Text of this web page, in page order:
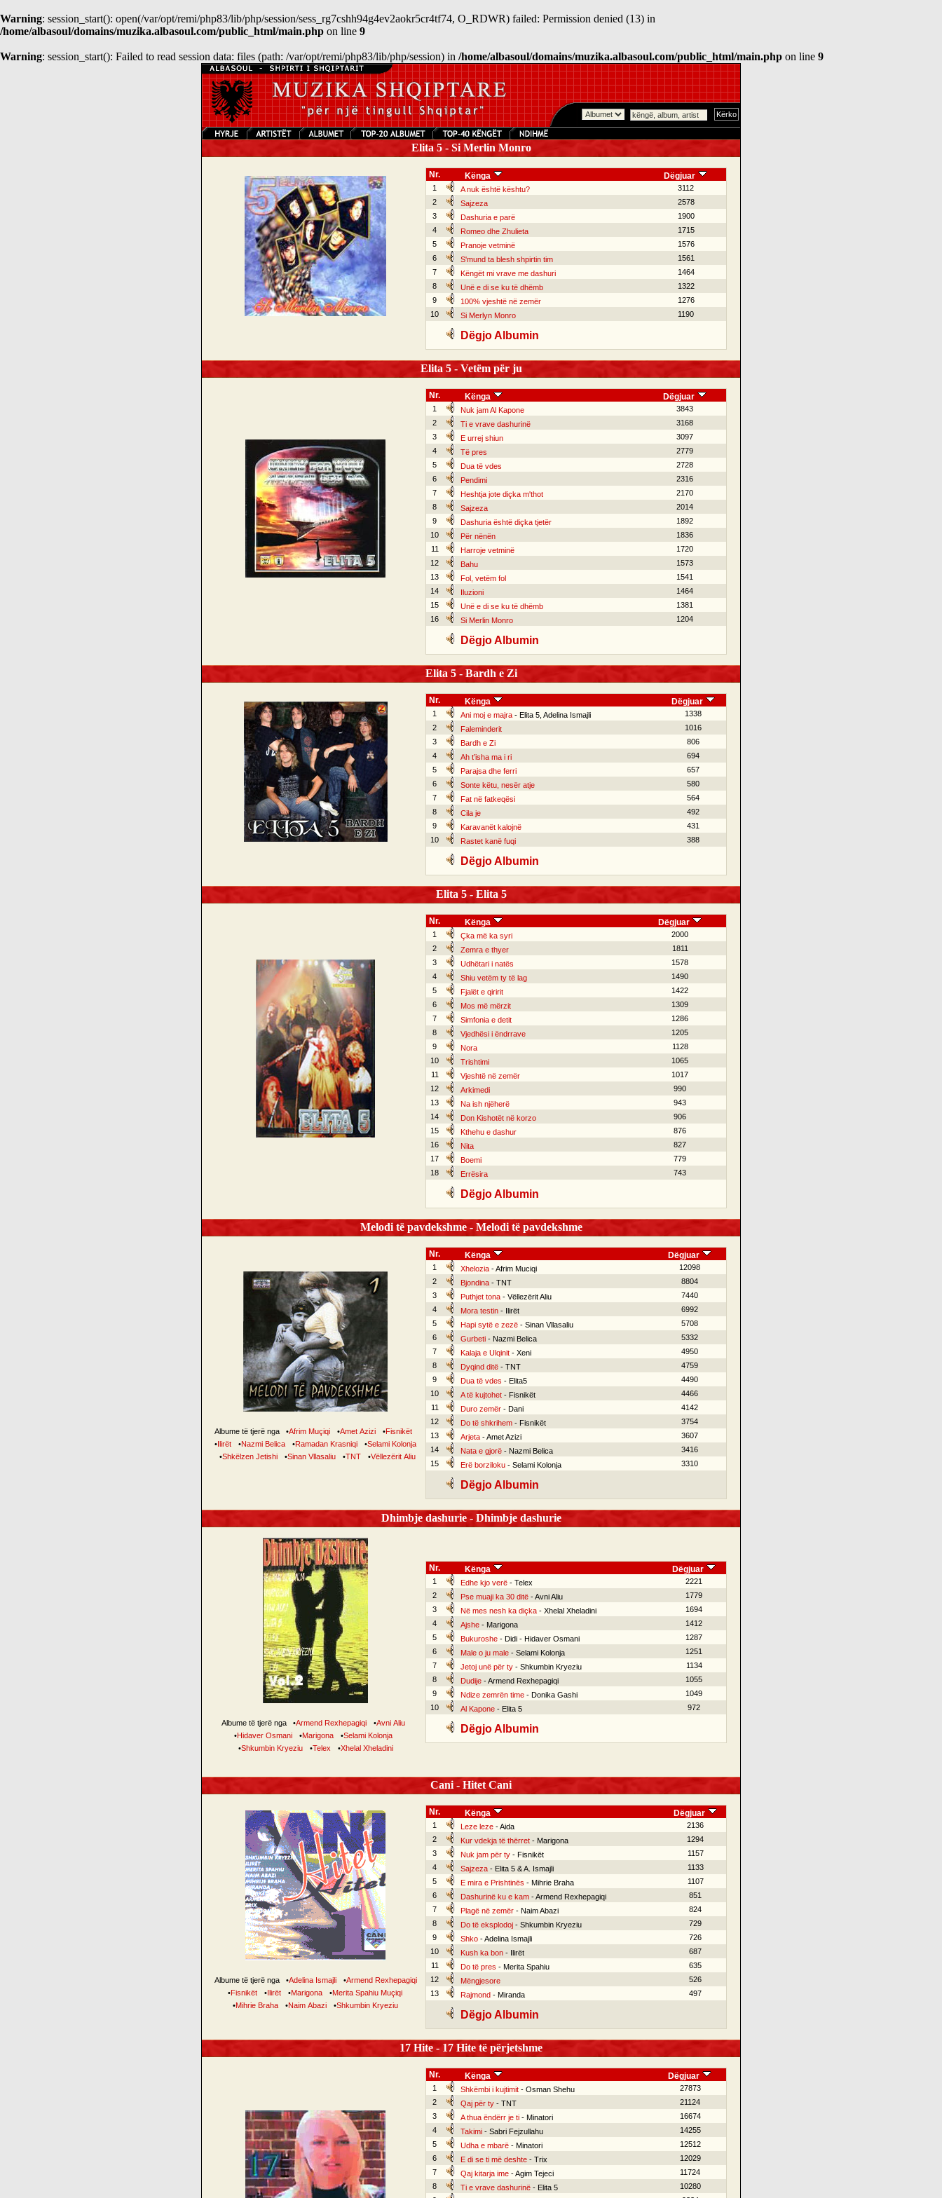
Warning: session_start(): open(/var/opt/remi/php83/lib/php/session/sess_rg7cshh94g4ev2aokr5cr4tf74, O_RDWR) failed: Permission denied (13) in
/home/albasoul/domains/muzika.albasoul.com/public_html/main.php on line 9
Warning: session_start(): Failed to read session data: files (path: /var/opt/remi/php83/lib/php/session) in /home/albasoul/domains/muzika.albasoul.com/public_html/main.php on line 9
Elita 5 - Si Merlin Monro
Nr. Kënga Dëgjuar
1 A nuk është kështu?
3112
2
Sajzeza
2578
3
Dashuria e parë
1900
4
Romeo dhe Zhulieta
1715
5
Pranoje vetminë
1576
6
S'mund ta blesh shpirtin tim
1561
7
Këngët mi vrave me dashuri
1464
8
Unë e di se ku të dhëmb
1322
9
100% vjeshtë në zemër
1276
10
Si Merlyn Monro 1190
Dëgjo Albumin
Elita 5 - Vetëm për ju
Nr. Kënga Dëgjuar
1 Nuk jam Al Kapone
3843
2
Ti e vrave dashurinë
3168
3
E urrej shiun
3097
4
Të pres
2779
5
Dua të vdes
2728
6
Pendimi
2316
7
Heshtja jote diçka m'thot
2170
8
Sajzeza
2014
9
Dashuria është diçka tjetër
1892
10
Për nënën
1836
11
Harroje vetminë
1720
12
Bahu
1573
13
Fol, vetëm fol
1541
14
Iluzioni
1464
15
Unë e di se ku të dhëmb
1381
16
Si Merlin Monro 1204
Dëgjo Albumin
Elita 5 - Bardh e Zi
Nr. Kënga Dëgjuar
1 Ani moj e majra- Elita 5, Adelina Ismajli
1338
2
Faleminderit
1016
3
Bardh e Zi
806
4
Ah t’isha ma i ri
694
5
Parajsa dhe ferri
657
6
Sonte këtu, nesër atje
580
7
Fat në fatkeqësi
564
8
Cila je
492
9
Karavanët kalojnë
431
10
Rastet kanë fuqi 388
Dëgjo Albumin
Elita 5 - Elita 5
Nr. Kënga Dëgjuar
1 Çka më ka syri
2000
2
Zemra e thyer
1811
3
Udhëtari i natës
1578
4
Shiu vetëm ty të lag
1490
5
Fjalët e qiririt
1422
6
Mos më mërzit
1309
7
Simfonia e detit
1286
8
Vjedhësi i ëndrrave
1205
9
Nora
1128
10
Trishtimi
1065
11
Vjeshtë në zemër
1017
12
Arkimedi
990
13
Na ish njëherë
943
14
Don Kishotët në korzo
906
15
Kthehu e dashur
876
16
Nita
827
17
Boemi
779
18
Errësira 743
Dëgjo Albumin
Melodi të pavdekshme - Melodi të pavdekshme
Albume të tjerë nga •Afrim Muçiqi •Amet Azizi •Fisnikët
•Ilirët •Nazmi Belica •Ramadan Krasniqi •Selami Kolonja
•Shkëlzen Jetishi •Sinan Vllasaliu •TNT •Vëllezërit Aliu
Nr. Kënga Dëgjuar
1 Xhelozia- Afrim Muciqi
12098
2
Bjondina- TNT
8804
3
Puthjet tona- Vëllezërit Aliu
7440
4
Mora testin- Ilirët
6992
5
Hapi sytë e zezë- Sinan Vllasaliu
5708
6
Gurbeti- Nazmi Belica
5332
7
Kalaja e Ulqinit- Xeni
4950
8
Dyqind ditë- TNT
4759
9
Dua të vdes - Elita5
4490
10
A të kujtohet- Fisnikët
4466
11
Duro zemër- Dani
4142
12
Do të shkrihem- Fisnikët
3754
13
Arjeta- Amet Azizi
3607
14
Nata e gjorë- Nazmi Belica
3416
15
Erë borziloku- Selami Kolonja 3310
Dëgjo Albumin
Dhimbje dashurie - Dhimbje dashurie
Albume të tjerë nga •Armend Rexhepagiqi •Avni Aliu
•Hidaver Osmani •Marigona •Selami Kolonja
•Shkumbin Kryeziu •Telex •Xhelal Xheladini
Nr. Kënga Dëgjuar
1 Edhe kjo verë- Telex
2221
2
Pse muaji ka 30 ditë- Avni Aliu
1779
3
Në mes nesh ka diçka- Xhelal Xheladini
1694
4
Ajshe- Marigona
1412
5
Bukuroshe- Didi - Hidaver Osmani
1287
6
Male o ju male- Selami Kolonja
1251
7
Jetoj unë për ty- Shkumbin Kryeziu
1134
8
Dudije- Armend Rexhepagiqi
1055
9
Ndize zemrën time- Donika Gashi
1049
10
Al Kapone- Elita 5 972
Dëgjo Albumin
Cani - Hitet Cani
Albume të tjerë nga •Adelina Ismajli •Armend Rexhepagiqi
•Fisnikët •Ilirët •Marigona •Merita Spahiu Muçiqi
•Mihrie Braha •Naim Abazi •Shkumbin Kryeziu
Nr. Kënga Dëgjuar
1 Leze leze- Aida
2136
2
Kur vdekja të thërret- Marigona
1294
3
Nuk jam për ty- Fisnikët
1157
4
Sajzeza- Elita 5 & A. Ismajli
1133
5
E mira e Prishtinës - Mihrie Braha
1107
6
Dashurinë ku e kam- Armend Rexhepagiqi
851
7
Plagë në zemër- Naim Abazi
824
8
Do të eksplodoj- Shkumbin Kryeziu
729
9
Shko- Adelina Ismajli
726
10
Kush ka bon- Ilirët
687
11
Do të pres - Merita Spahiu
635
12
Mëngjesore
526
13
Rajmond- Miranda 497
Dëgjo Albumin
17 Hite - 17 Hite të përjetshme
Nr. Kënga Dëgjuar
1 Shkëmbi i kujtimit- Osman Shehu
27873
2
Qaj për ty- TNT
21124
3
A thua ëndërr je ti- Minatori
16674
4
Takimi- Sabri Fejzullahu
14255
5
Udha e mbarë- Minatori
12512
6
E di se ti më deshte- Trix
12029
7
Qaj kitarja ime- Agim Tejeci
11724
8
Ti e vrave dashurinë- Elita 5
10280